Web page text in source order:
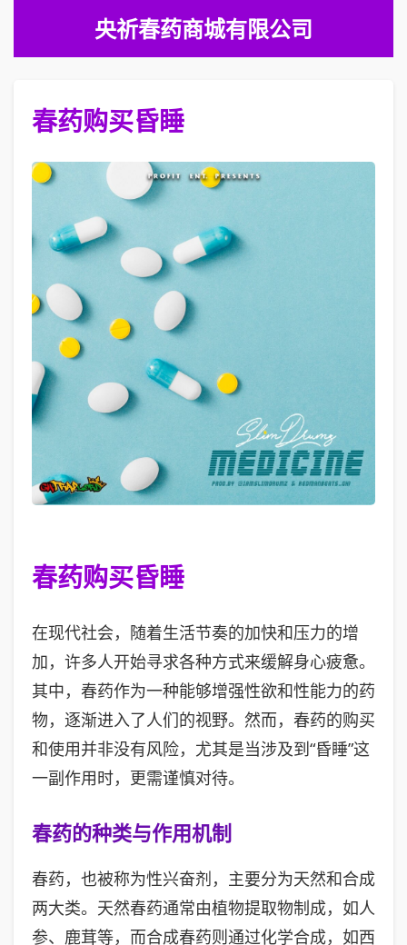
央祈春药商城有限公司
春药购买昏睡
春药购买昏睡
在现代社会，随着生活节奏的加快和压力的增
加，许多人开始寻求各种方式来缓解身心疲惫。
其中，春药作为一种能够增强性欲和性能力的药
物，逐渐进入了人们的视野。然而，春药的购买
和使用并非没有风险，尤其是当涉及到“昏睡”这
一副作用时，更需谨慎对待。
春药的种类与作用机制
春药，也被称为性兴奋剂，主要分为天然和合成
两大类。天然春药通常由植物提取物制成，如人
参、鹿茸等，而合成春药则通过化学合成，如西